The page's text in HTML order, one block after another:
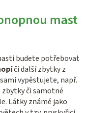
mast
budete potřebovat
či další zbytky z
vypěstujete, např.
či samotné
Látky známé jako